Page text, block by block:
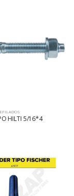
HILTI 5/16*4